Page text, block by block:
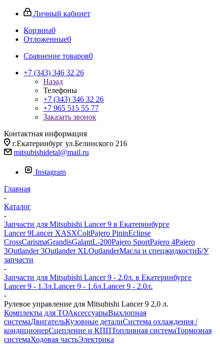
Личный кабинет
Корзина0
Отложенные0
Сравнение товаров0
+7 (343) 346 32 26
Назад
Телефоны
+7 (343) 346 32 26
+7 965 515 55 77
Заказать звонок
Контактная информация
г.Екатеринбург ул.Белинского 216
mitsubishidetal@mail.ru
Instagram
Главная
-
Каталог
-
Запчасти для Mitsubishi Lancer 9 в Екатеринбурге
Lancer 9Lancer XASXColtPajero PininEclipse
CrossCarismaGrandisGalantL-200Pajero SportPajero 4Pajero
3Outlander 3Outlander XLOutlanderМасла и спецжидкостиБ/У
запчасти
-
Запчасти для Mitsubishi Lancer 9 - 2.0л. в Екатеринбурге
Lancer 9 - 1.3л.Lancer 9 - 1.6л.Lancer 9 - 2.0л.
-
Рулевое управление для Mitsubishi Lancer 9 2,0 л.
Комплекты для ТОАксессуарыВыхлопная
системаДвигательКузовные деталиСистема охлаждения /
кондиционерСцепление и КППТопливная системаТормозная
системаХодовая частьЭлектрика